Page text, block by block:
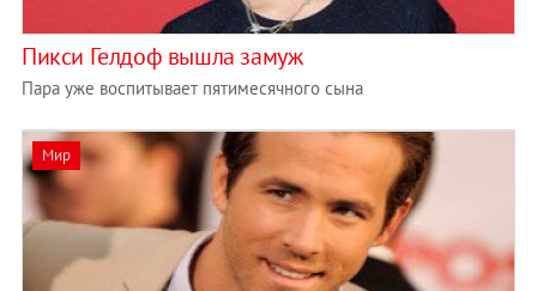
Пикси Гелдоф вышла замуж
Пара уже воспитывает пятимесячного сына
Мир